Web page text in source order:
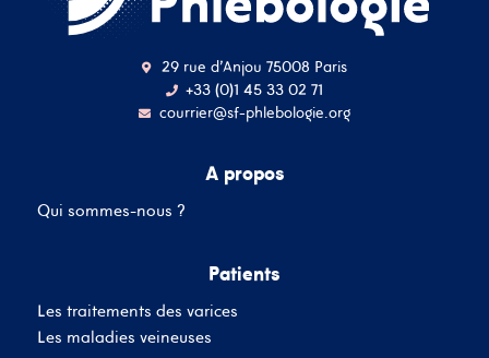
29 rue d'Anjou 75008 Paris
+33 (0)1 45 33 02 71
courrier@sf-phlebologie.org
A propos
Qui sommes-nous ?
Patients
Les traitements des varices
Les maladies veineuses
adresse mail
Se souvenir de moi